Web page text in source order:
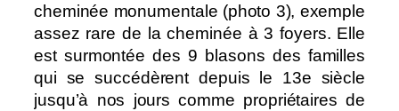
cheminée monumentale (photo 3), exemple
assez rare de la cheminée à 3 foyers. Elle
est surmontée des 9 blasons des familles
qui se succédèrent depuis le 13e siècle
jusqu’à nos jours comme propriétaires de